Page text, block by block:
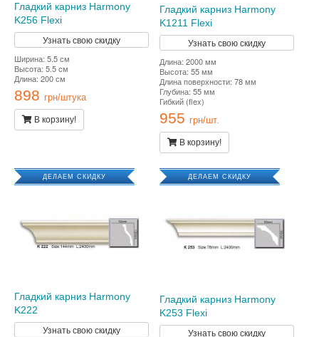
Гладкий карниз Harmony
K256 Flexi
Узнать свою скидку
Ширина: 5.5 см
Высота: 5.5 см
Длина: 200 см
898 грн/штука
В корзину!
Гладкий карниз Harmony
K1211 Flexi
Узнать свою скидку
Длина: 2000 мм
Высота: 55 мм
Длина поверхности: 78 мм
Глубина: 55 мм
Гибкий (flex)
955 грн/шт.
В корзину!
ДЕЛАЕМ СКИДКУ
Гладкий карниз Harmony
K222
Узнать свою скидку
ДЕЛАЕМ СКИДКУ
Гладкий карниз Harmony
K253 Flexi
Узнать свою скидку